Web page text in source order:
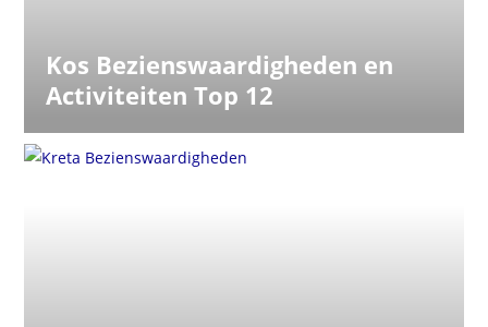
Kos Bezienswaardigheden en
Activiteiten Top 12